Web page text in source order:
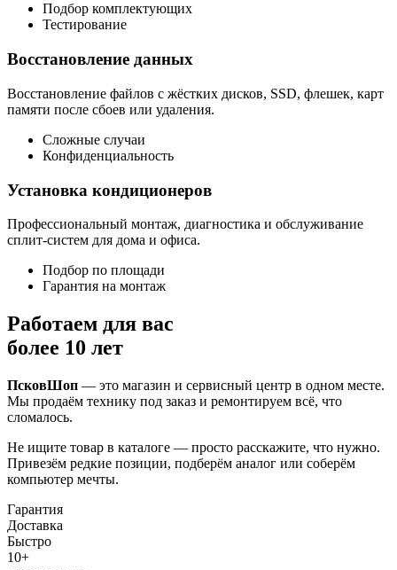
Подбор комплектующих
Тестирование
Восстановление данных
Восстановление файлов с жёстких дисков, SSD, флешек, карт
памяти после сбоев или удаления.
Сложные случаи
Конфиденциальность
Установка кондиционеров
Профессиональный монтаж, диагностика и обслуживание
сплит-систем для дома и офиса.
Подбор по площади
Гарантия на монтаж
Работаем для вас
более 10 лет
ПсковШоп — это магазин и сервисный центр в одном месте.
Мы продаём технику под заказ и ремонтируем всё, что
сломалось.
Не ищите товар в каталоге — просто расскажите, что нужно.
Привезём редкие позиции, подберём аналог или соберём
компьютер мечты.
Гарантия
Доставка
Быстро
10+